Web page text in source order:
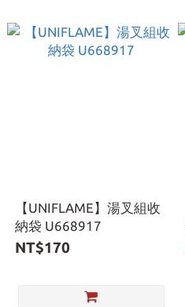
【UNIFLAME】湯叉組收
納袋 U668917
NT$170